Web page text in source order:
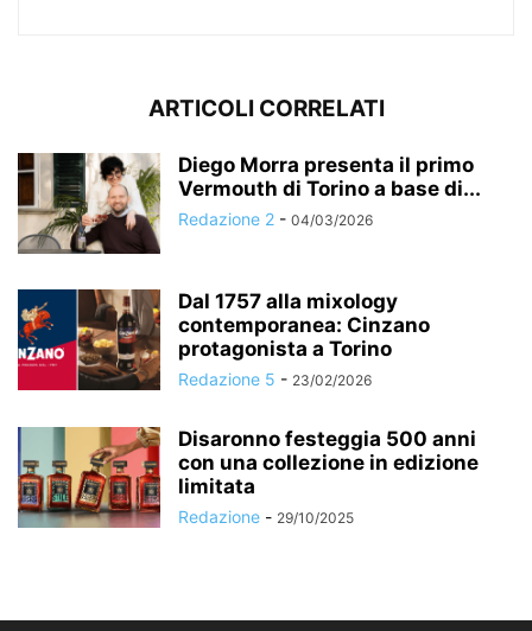
ARTICOLI CORRELATI
Diego Morra presenta il primo
Vermouth di Torino a base di...
Redazione 2 - 04/03/2026
Dal 1757 alla mixology
contemporanea: Cinzano
protagonista a Torino
Redazione 5 - 23/02/2026
Disaronno festeggia 500 anni
con una collezione in edizione
limitata
Redazione - 29/10/2025